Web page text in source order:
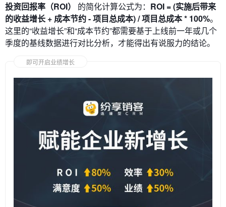
投资回报率（ROI） 的简化计算公式为： ROI = (实施后带来
的收益增长 + 成本节约 - 项目总成本) / 项目总成本 * 100%。
这里的“收益增长”和“成本节约”都需要基于上线前一年或几个
季度的基线数据进行对比分析，才能得出有说服力的结论。
即可开启业绩增长